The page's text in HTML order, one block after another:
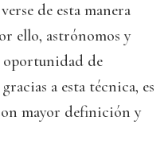
de esta manera
ello, astrónomos y
de
a esta técnica, es
mayor definición y